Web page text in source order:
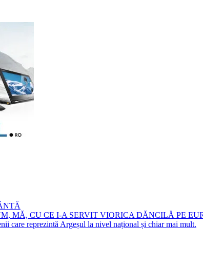
MĂ, CU CE I-A SERVIT VIORICA DĂNCILĂ PE
care reprezintă Argeșul la nivel național și chiar mai mult.